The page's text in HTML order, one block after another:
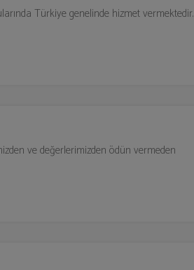
Türkiye genelinde hizmet vermektedir.
ve değerlerimizden ödün vermeden